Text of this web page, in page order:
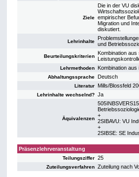
Ziele
Die in der VU
empirischer
Migration und
diskutiert.
Lehrinhalte und
Beurteilungskriterien
Kombination
Lehrmethoden Kombination
Abhaltungssprache Deutsch
Literatur Mills/Blossfeld
Lehrinhalte wechselnd? Ja
Äquivalenzen
+
2SIBAVU: VU
+
2SIBSE: SE
Präsenzlehrveranstaltung
Teilungsziffer 25
Zuteilungsverfahren Zuteilung nach